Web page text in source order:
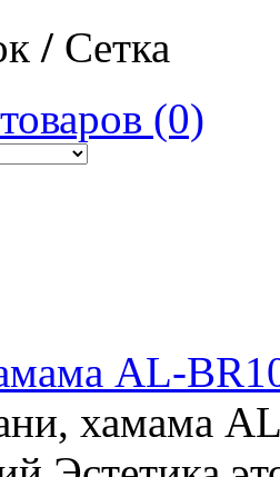
/ Сетка
(0)
AL-
хамама